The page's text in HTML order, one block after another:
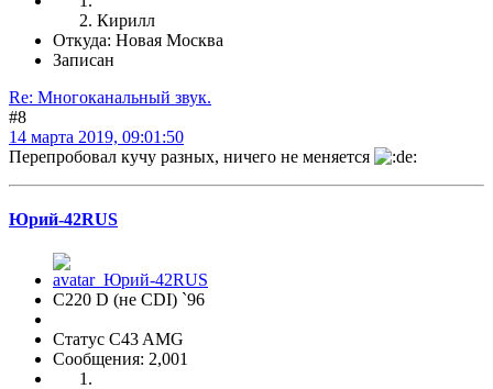
Кирилл
Откуда: Новая Москва
Записан
Re: Многоканальный звук.
#8
14 марта 2019, 09:01:50
Перепробовал кучу разных, ничего не меняется
Юрий-42RUS
С220 D (не CDI) `96
Статус C43 AMG
Сообщения: 2,001